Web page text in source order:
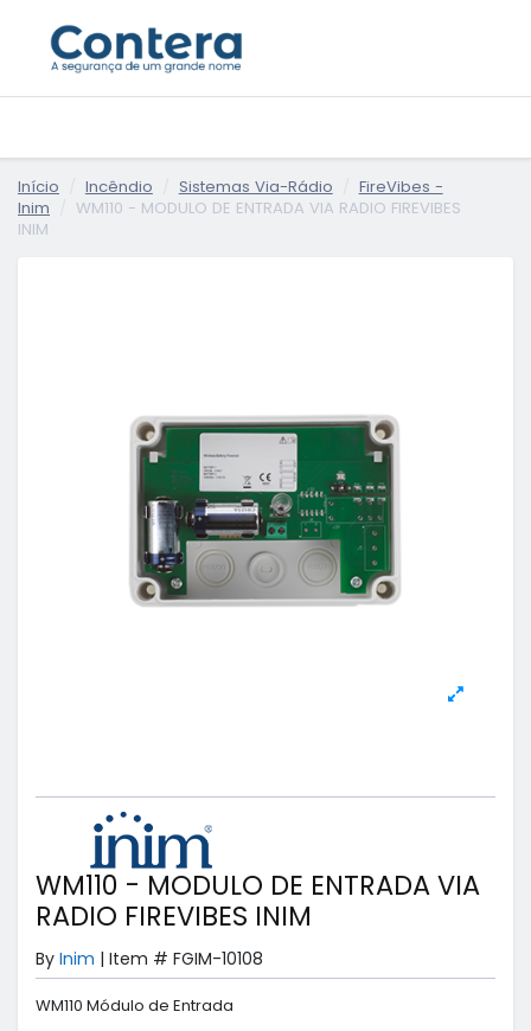
Início Incêndio Sistemas Via-Rádio
FireVibes -
Inim
WM110 - MODULO DE ENTRADA VIA RADIO FIREVIBES
INIM
WM110 - MODULO DE ENTRADA VIA
RADIO FIREVIBES INIM
By Inim | Item # FGIM-10108
WM110 Módulo de Entrada